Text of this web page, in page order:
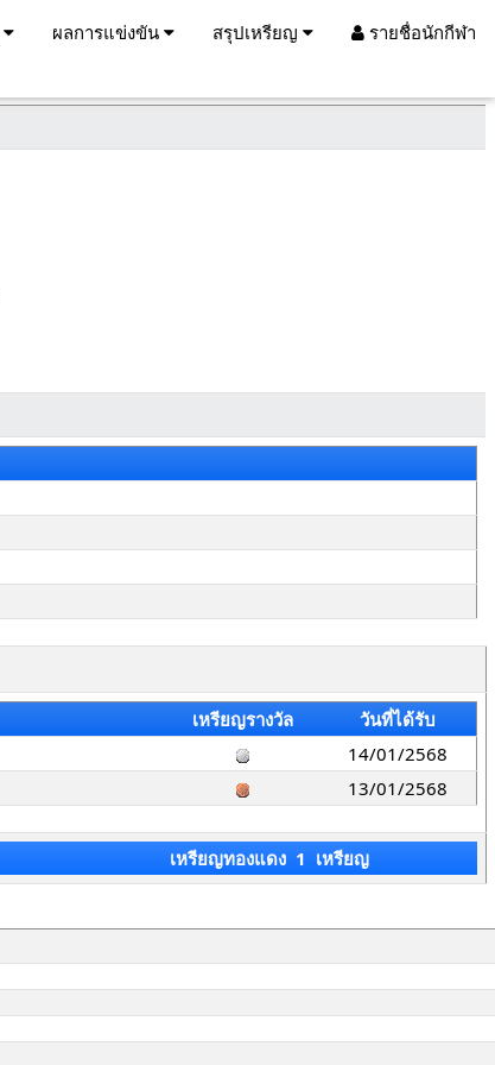
ผลการแข่งขัน สรุปเหรียญ รายชื่อนักกีฬา
เหรียญรางวัล
วันที่ได้รับ
14/01/2568
13/01/2568
เหรียญทองแดง 1 เหรียญ